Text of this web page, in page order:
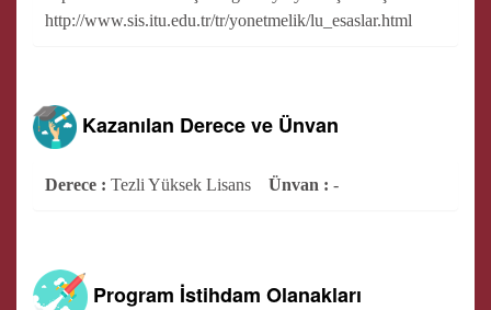
http://www.sis.itu.edu.tr/tr/yonetmelik/lu_esaslar.html
Kazanılan Derece ve Ünvan
Derece : Tezli Yüksek Lisans Ünvan : -
Program İstihdam Olanakları